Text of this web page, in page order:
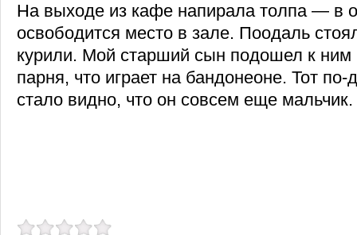
На выходе из кафе напирала толпа — в
освободится место в зале. Поодаль
курили. Мой старший сын подошел к ним
парня, что играет на бандонеоне. Тот
стало видно, что он совсем еще мальчик.